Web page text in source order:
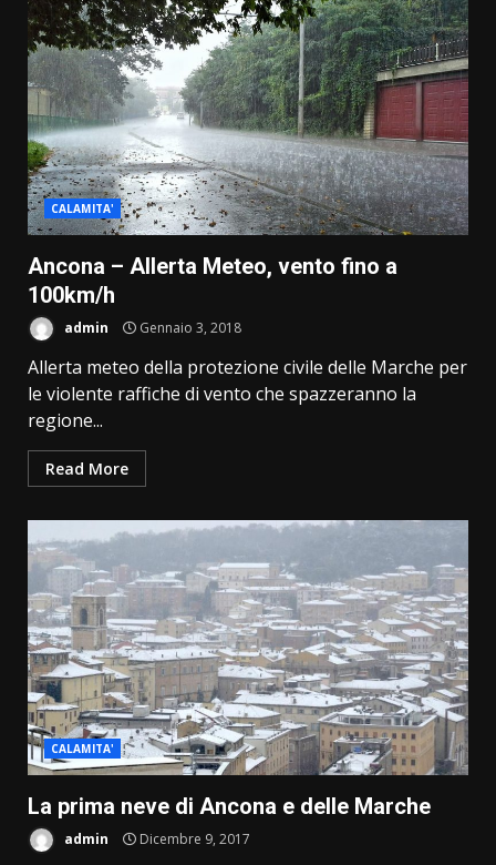
CALAMITA'
Ancona – Allerta Meteo, vento fino a
100km/h
admin Gennaio 3, 2018
Allerta meteo della protezione civile delle Marche per
le violente raffiche di vento che spazzeranno la
regione...
Read More
CALAMITA'
La prima neve di Ancona e delle Marche
admin Dicembre 9, 2017